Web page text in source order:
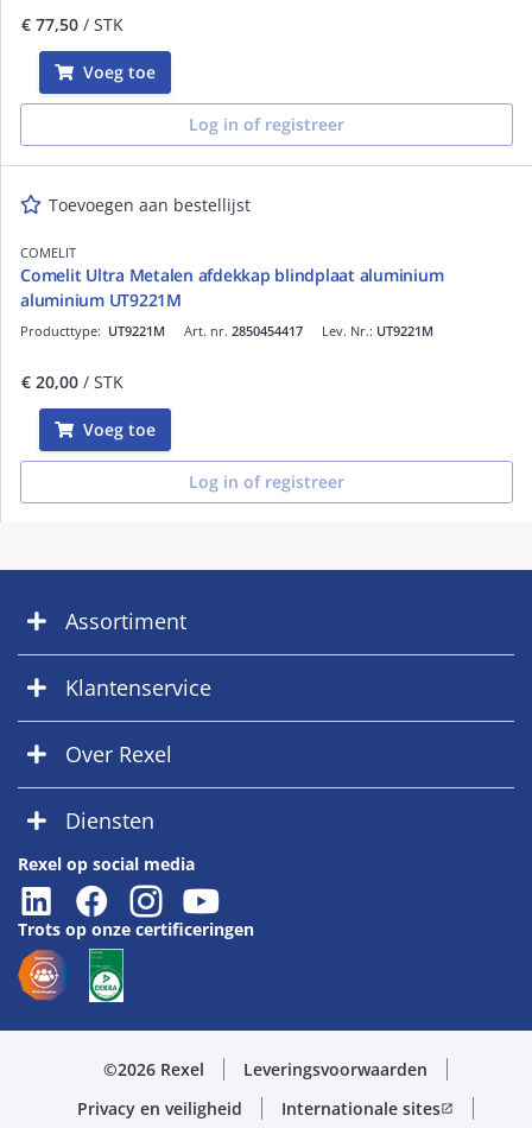
€ 77,50 / STK
Voeg toe
Log in of registreer
Toevoegen aan bestellijst
COMELIT
Comelit Ultra Metalen afdekkap blindplaat aluminium
aluminium UT9221M
Art. nr. 2850454417
Producttype: UT9221M Lev. Nr.: UT9221M
€ 20,00 / STK
Voeg toe
Log in of registreer
Assortiment
Klantenservice
Over Rexel
Diensten
Rexel op social media
Trots op onze certificeringen
©2026 Rexel
Leveringsvoorwaarden
Privacy en veiligheid
Internationale sitesopen_in_new